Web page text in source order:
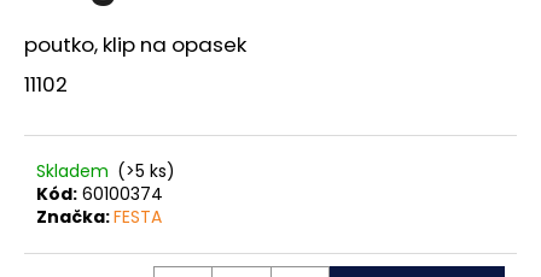
hvězdiček.
poutko, klip na opasek
11102
Skladem (>5 ks)
Kód: 60100374
Značka:FESTA
D
o
p